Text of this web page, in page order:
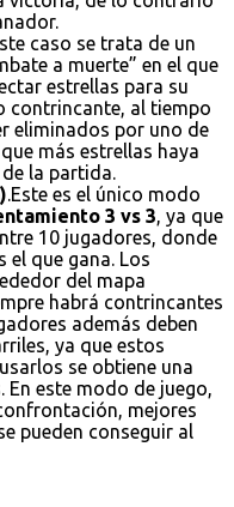
caso se trata de un
a muerte” en el que
estrellas para su
contrincante, al tiempo
eliminados por uno de
más estrellas haya
la partida.
.Este es el único modo
3 vs 3, ya que
10 jugadores, donde
el que gana. Los
del mapa
habrá contrincantes
además deben
ya que estos
se obtiene una
este modo de juego,
mejores
pueden conseguir al